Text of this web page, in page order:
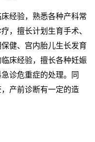
经验，熟悉各种产科常
，擅长计划生育手术、
健、宫内胎儿生长发育
床经验，擅长各种妊娠
诊危重症的处理。同
产前诊断有一定的造